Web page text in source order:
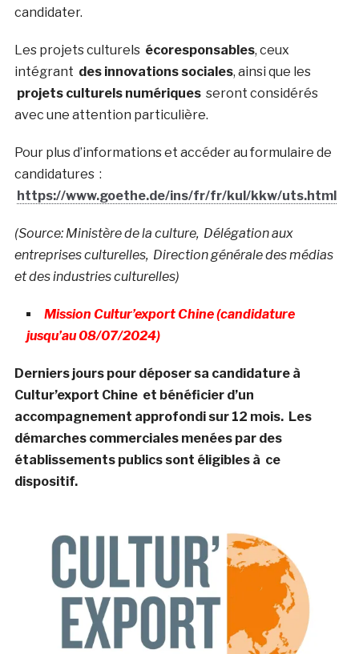
candidater.
Les projets culturels écoresponsables, ceux
intégrant des innovations sociales, ainsi que les
projets culturels numériques seront considérés
avec une attention particulière.
Pour plus d’informations et accéder au formulaire de
candidatures :
https://www.goethe.de/ins/fr/fr/kul/kkw/uts.html
(Source: Ministère de la culture, Délégation aux
entreprises culturelles, Direction générale des médias
et des industries culturelles)
Mission Cultur’export Chine (candidature
jusqu’au 08/07/2024)
Derniers jours pour déposer sa candidature à
Cultur’export Chine et bénéficier d’un
accompagnement approfondi sur 12 mois. Les
démarches commerciales menées par des
établissements publics sont éligibles à ce
dispositif.